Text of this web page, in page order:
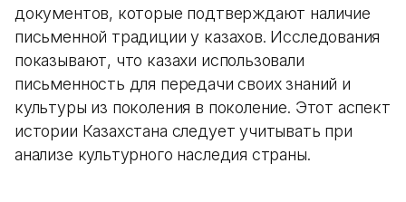
документов, которые подтверждают наличие
письменной традиции у казахов. Исследования
показывают, что казахи использовали
письменность для передачи своих знаний и
культуры из поколения в поколение. Этот аспект
истории Казахстана следует учитывать при
анализе культурного наследия страны.